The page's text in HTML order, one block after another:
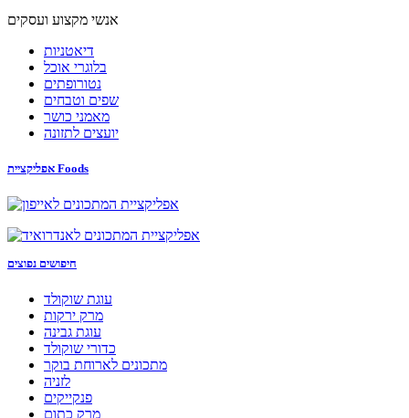
אנשי מקצוע ועסקים
דיאטניות
בלוגרי אוכל
נטורופתים
שפים וטבחים
מאמני כושר
יועצים לתזונה
אפליקציית Foods
חיפושים נפוצים
עוגת שוקולד
מרק ירקות
עוגת גבינה
כדורי שוקולד
מתכונים לארוחת בוקר
לזניה
פנקייקים
מרק כתום